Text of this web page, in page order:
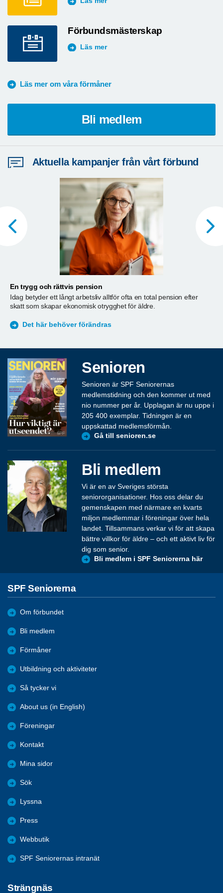
Förbundsmästerskap
Läs mer
Läs mer om våra förmåner
Bli medlem
Aktuella kampanjer från vårt förbund
En trygg och rättvis pension
Idag betyder ett långt arbetsliv alltför ofta en total pension efter
skatt som skapar ekonomisk otrygghet för äldre.
Det här behöver förändras
Senioren
Senioren är SPF Seniorernas
medlemstidning och den kommer ut med
nio nummer per år. Upplagan är nu uppe i
205 400 exemplar. Tidningen är en
uppskattad medlemsförmån.
Gå till senioren.se
Bli medlem
Vi är en av Sveriges största
seniororganisationer. Hos oss delar du
gemenskapen med närmare en kvarts
miljon medlemmar i föreningar över hela
landet. Tillsammans verkar vi för att skapa
bättre villkor för äldre – och ett aktivt liv för
dig som senior.
Bli medlem i SPF Seniorerna här
SPF Seniorerna
Om förbundet
Bli medlem
Förmåner
Utbildning och aktiviteter
Så tycker vi
About us (in English)
Föreningar
Kontakt
Mina sidor
Sök
Lyssna
Press
Webbutik
SPF Seniorernas intranät
Strängnäs